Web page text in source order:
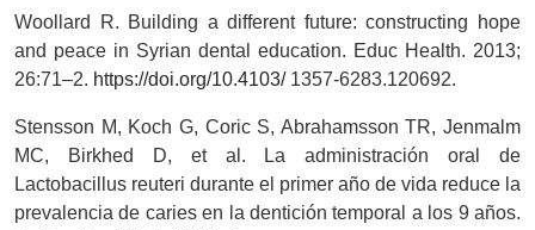
Woollard R. Building a different future: constructing hope
and peace in Syrian dental education. Educ Health. 2013;
26:71–2. https://doi.org/10.4103/1357-6283.120692.
Stensson M, Koch G, Coric S, Abrahamsson TR, Jenmalm
MC, Birkhed D, et al. La administración oral de
Lactobacillus reuteri durante el primer año de vida reduce la
prevalencia de caries en la dentición temporal a los 9 años.